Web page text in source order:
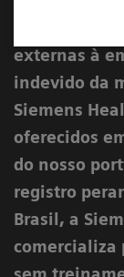
externas à
indevido da
Siemens
oferecidos
do nosso
registro
Brasil, a
comercializa